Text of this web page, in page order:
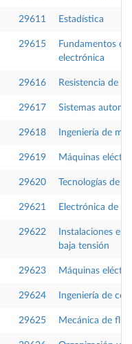
29611 Estadística
29615
Fundamentos de
electrónica
29616 Resistencia de
29617 Sistemas
29618 Ingeniería de
29619 Máquinas
29620 Tecnologías de
29621 Electrónica de
29622
Instalaciones
baja tensión
29623 Máquinas
29624 Ingeniería de
29625 Mecánica de